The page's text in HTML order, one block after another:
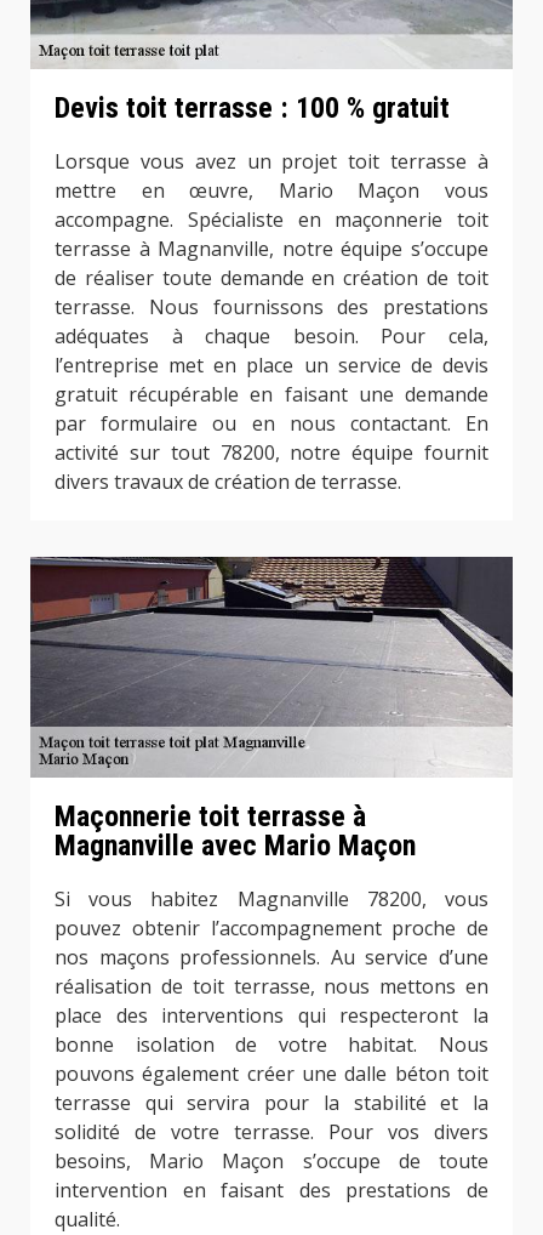
Devis toit terrasse : 100 % gratuit
Lorsque vous avez un projet toit terrasse à
mettre en œuvre, Mario Maçon vous
accompagne. Spécialiste en maçonnerie toit
terrasse à Magnanville, notre équipe s’occupe
de réaliser toute demande en création de toit
terrasse. Nous fournissons des prestations
adéquates à chaque besoin. Pour cela,
l’entreprise met en place un service de devis
gratuit récupérable en faisant une demande
par formulaire ou en nous contactant. En
activité sur tout 78200, notre équipe fournit
divers travaux de création de terrasse.
Maçonnerie toit terrasse à
Magnanville avec Mario Maçon
Si vous habitez Magnanville 78200, vous
pouvez obtenir l’accompagnement proche de
nos maçons professionnels. Au service d’une
réalisation de toit terrasse, nous mettons en
place des interventions qui respecteront la
bonne isolation de votre habitat. Nous
pouvons également créer une dalle béton toit
terrasse qui servira pour la stabilité et la
solidité de votre terrasse. Pour vos divers
besoins, Mario Maçon s’occupe de toute
intervention en faisant des prestations de
qualité.